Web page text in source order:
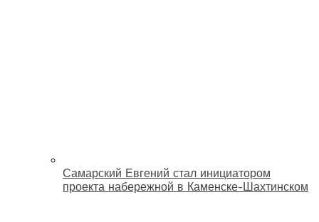
Самарский Евгений стал инициатором
проекта набережной в Каменске-Шахтинском